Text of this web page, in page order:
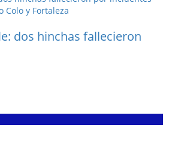
dos hinchas fallecieron